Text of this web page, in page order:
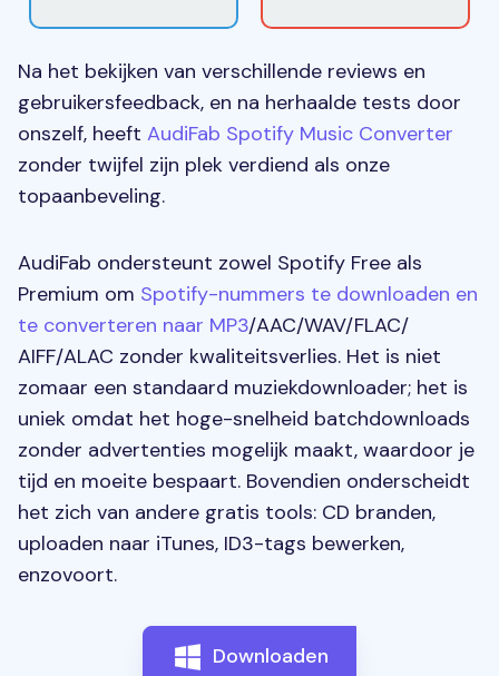
Na het bekijken van verschillende reviews en
gebruikersfeedback, en na herhaalde tests door
onszelf, heeft AudiFab Spotify Music Converter
zonder twijfel zijn plek verdiend als onze
topaanbeveling.
AudiFab ondersteunt zowel Spotify Free als
Premium om Spotify-nummers te downloaden en
te converteren naar MP3/AAC/WAV/FLAC/
AIFF/ALAC zonder kwaliteitsverlies. Het is niet
zomaar een standaard muziekdownloader; het is
uniek omdat het hoge-snelheid batchdownloads
zonder advertenties mogelijk maakt, waardoor je
tijd en moeite bespaart. Bovendien onderscheidt
het zich van andere gratis tools: CD branden,
uploaden naar iTunes, ID3-tags bewerken,
enzovoort.
Downloaden